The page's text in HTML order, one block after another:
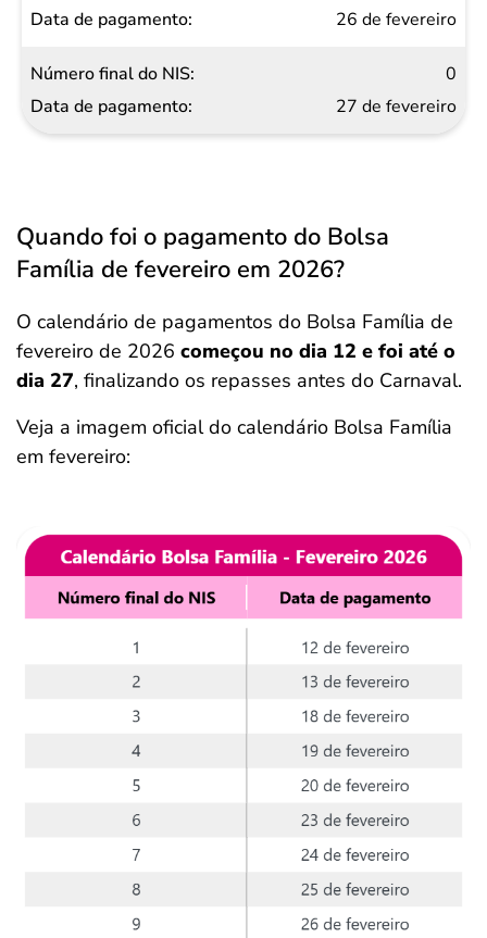
26 de fevereiro
0
27 de fevereiro
Quando foi o pagamento do Bolsa
Família de fevereiro em 2026?
O calendário de pagamentos do Bolsa Família de
fevereiro de 2026 começou no dia 12 e foi até o
dia 27, finalizando os repasses antes do Carnaval.
Veja a imagem oficial do calendário Bolsa Família
em fevereiro: